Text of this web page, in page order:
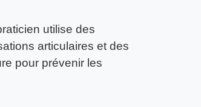
utilise des
articulaires et des
pour prévenir les